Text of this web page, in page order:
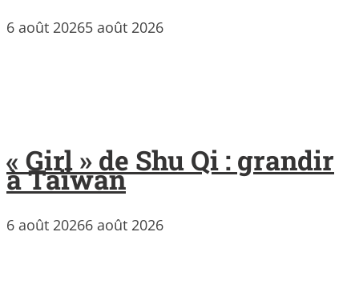
6 août 20265 août 2026
« Girl » de Shu Qi : grandir
à Taïwan
6 août 20266 août 2026